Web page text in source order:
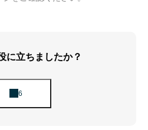
に立ちましたか？